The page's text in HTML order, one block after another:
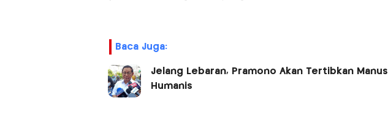
Baca Juga:
Jelang Lebaran, Pramono Akan Tertibkan
Humanis